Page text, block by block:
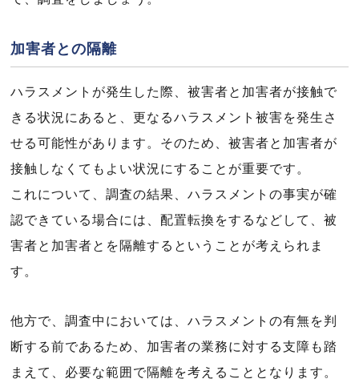
加害者との隔離
ハラスメントが発生した際、被害者と加害者が接触で
きる状況にあると、更なるハラスメント被害を発生さ
せる可能性があります。そのため、被害者と加害者が
接触しなくてもよい状況にすることが重要です。
これについて、調査の結果、ハラスメントの事実が確
認できている場合には、配置転換をするなどして、被
害者と加害者とを隔離するということが考えられま
す。
他方で、調査中においては、ハラスメントの有無を判
断する前であるため、加害者の業務に対する支障も踏
まえて、必要な範囲で隔離を考えることとなります。